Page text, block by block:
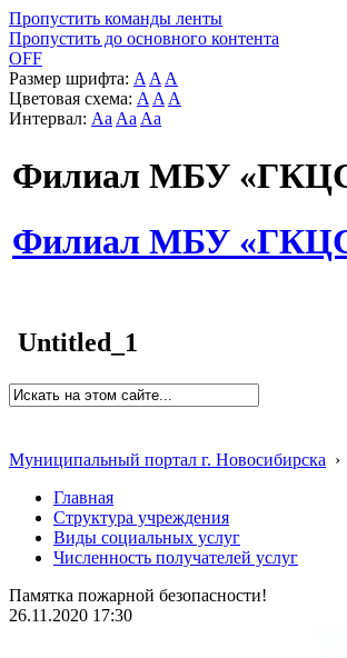
Пропустить команды ленты
Пропустить до основного контента
OFF
Размер шрифта: A A A
Цветовая схема: A A A
Интервал: Aa Aa Aa
Филиал МБУ
Филиал МБУ
Untitled_1
Муниципальный портал г. Новосибирска ›
Главная
Структура учреждения
Виды социальных услуг
Численность получателей услуг
Памятка пожарной безопасности!
26.11.2020 17:30